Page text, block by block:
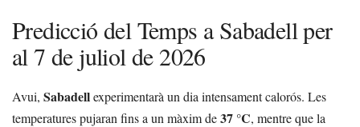
Predicció del Temps a Sabadell per
al 7 de juliol de 2026
Avui, Sabadellexperimentarà un dia intensament calorós. Les
temperatures pujaran fins a un màxim de37 °C, mentre que la